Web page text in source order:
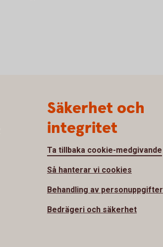
Säkerhet och
integritet
Ta tillbaka cookie-medgivande
Så hanterar vi cookies
Behandling av personuppgifter
Bedrägeri och säkerhet